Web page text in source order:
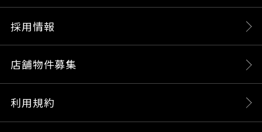
採用情報
店舗物件募集
利用規約